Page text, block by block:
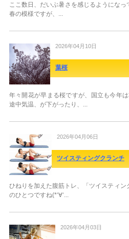
ここ数日、だいぶ暑さを感じるようにな
春の模様ですが、...
2026年04月10日
葉桜
年々開花が早まる桜ですが、国立も今年
途中気温、が下がったり、...
2026年04月06日
ツイスティングクランチ
ひねりを加えた腹筋トレ、「ツイスティ
のひとつですね(*‘∀‘...
2026年04月03日